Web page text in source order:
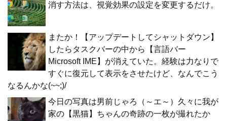
消す方法は、視覚効果の設定を変更するだけ。
またか！【アップデートしてシャットダウン】
したらタスクバーの中から【言語バー
Microsoft IME】が消えていた。経験は力なりで
すぐに復元して表示をさせたけど、なんでこう
なるんかな(~~;)/
今日の写真は男前じゃろ（～エ～）久々に我が
家の【黒猫】ちゃんの奇跡の一枚が撮れたか